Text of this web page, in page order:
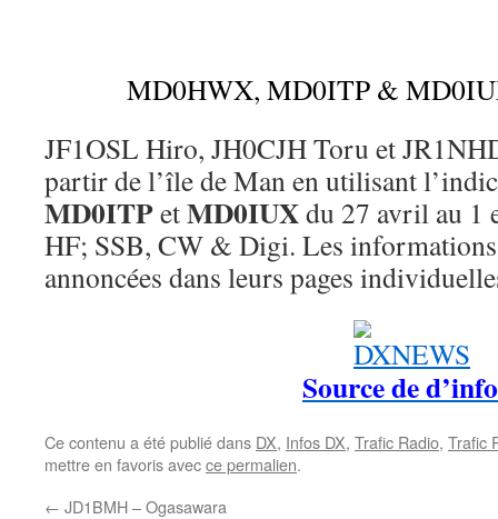
MD0HWX, MD0ITP &
JF1OSL Hiro, JH0CJH Toru et
partir de l’île de Man en utilisant
MD0ITPetMD0IUXdu 27 avril au 1
HF; SSB, CW & Digi. Les
annoncées dans leurs pages
Source de d’info
Ce contenu a été publié dans DX, Infos DX, Trafic Radio, Trafic
mettre en favoris avecce permalien.
← JD1BMH – Ogasawara